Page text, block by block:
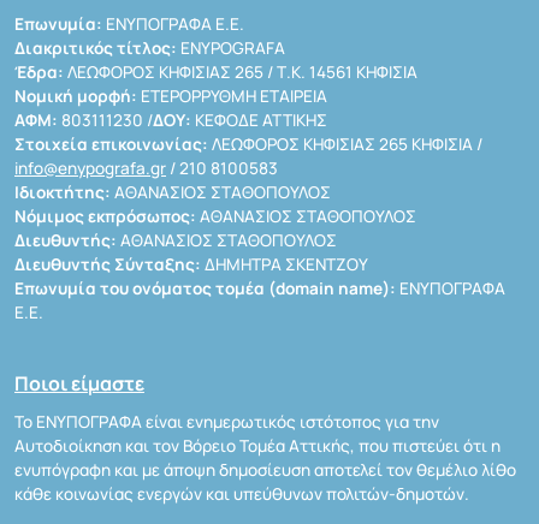
Επωνυμία: ΕΝΥΠΟΓΡΑΦΑ Ε.Ε.
Διακριτικός τίτλος: ENYPOGRAFA
Έδρα: ΛΕΩΦΟΡΟΣ ΚΗΦΙΣΙΑΣ 265 / Τ.Κ. 14561 ΚΗΦΙΣΙΑ
Νομική μορφή: ΕΤΕΡΟΡΡΥΘΜΗ ΕΤΑΙΡΕΙΑ
ΑΦΜ: 803111230 /ΔΟΥ: ΚΕΦΟΔΕ ΑΤΤΙΚΗΣ
Στοιχεία επικοινωνίας: ΛΕΩΦΟΡΟΣ ΚΗΦΙΣΙΑΣ 265 ΚΗΦΙΣΙΑ /
info@enypografa.gr / 210 8100583
Ιδιοκτήτης: ΑΘΑΝΑΣΙΟΣ ΣΤΑΘΟΠΟΥΛΟΣ
Νόμιμος εκπρόσωπος: ΑΘΑΝΑΣΙΟΣ ΣΤΑΘΟΠΟΥΛΟΣ
Διευθυντής: ΑΘΑΝΑΣΙΟΣ ΣΤΑΘΟΠΟΥΛΟΣ
Διευθυντής Σύνταξης: ΔΗΜΗΤΡΑ ΣΚΕΝΤΖΟΥ
Επωνυμία του ονόματος τομέα (domain name): ΕΝΥΠΟΓΡΑΦΑ
Ε.Ε.
Ποιοι είμαστε
Το ΕΝΥΠΟΓΡΑΦΑ είναι ενημερωτικός ιστότοπος για την
Αυτοδιοίκηση και τον Βόρειο Τομέα Αττικής, που πιστεύει ότι η
ενυπόγραφη και με άποψη δημοσίευση αποτελεί τον θεμέλιο λίθο
κάθε κοινωνίας ενεργών και υπεύθυνων πολιτών-δημοτών.